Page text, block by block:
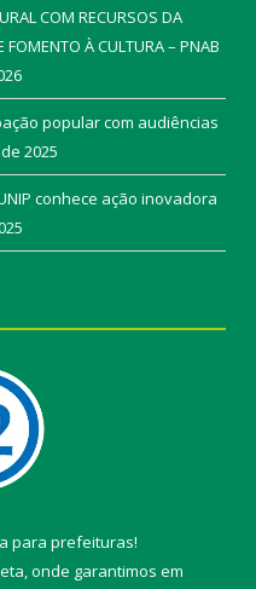
COM RECURSOS DA
FOMENTO À CULTURA – PNAB
popular com audiências
2025
conhece ação inovadora
para prefeituras!
onde garantimos em